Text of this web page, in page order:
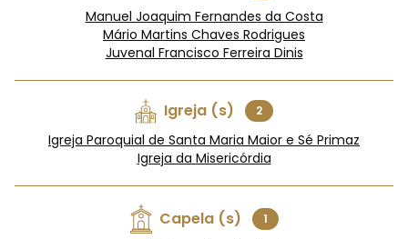
Manuel Joaquim Fernandes da Costa
Mário Martins Chaves Rodrigues
Juvenal Francisco Ferreira Dinis
Igreja (s) 2
Igreja Paroquial de Santa Maria Maior e Sé Primaz
Igreja da Misericórdia
Capela (s) 1